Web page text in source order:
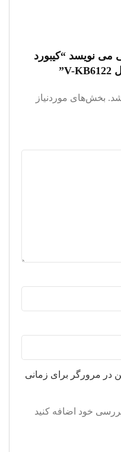
می نویسد “کیبورد
بخش‌های موردنیاز
در مرورگر برای زمانی
بررسی خود اضافه کنید